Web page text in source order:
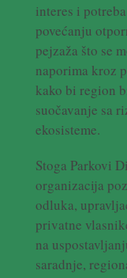
interes i
povećanju
pejzaža što se
naporima kroz
kako bi region
suočavanje sa
ekosisteme.
Stoga Parkovi
organizacija
odluka,
privatne
na
saradnje,